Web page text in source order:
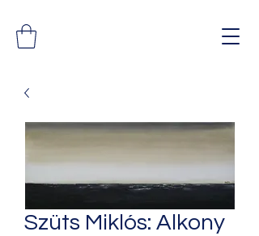
Szüts Miklós: Alkony